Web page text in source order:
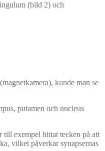
(bild 2) och
kunde man se
putamen och nucleus
till exempel hittat tecken på att
vilket påverkar synapsernas